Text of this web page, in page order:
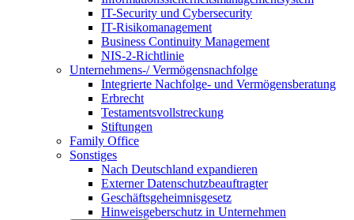
IT-Security und Cybersecurity
IT-Risikomanagement
Business Continuity Management
NIS-2-Richtlinie
Unternehmens-/Vermögensnachfolge
Integrierte Nachfolge- und Vermögensberatung
Erbrecht
Testamentsvollstreckung
Stiftungen
Family Office
Sonstiges
Nach Deutschland expandieren
Externer Datenschutzbeauftragter
Geschäftsgeheimnisgesetz
Hinweisgeberschutz in Unternehmen